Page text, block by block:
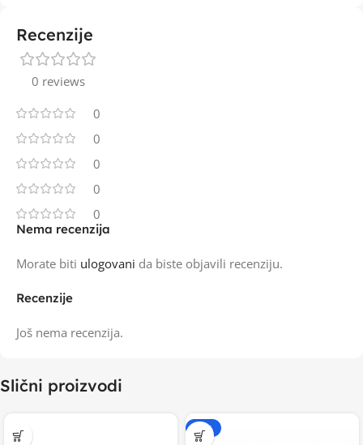
Recenzije
0 reviews
0
0
0
0
0
Recenzije
Još nema recenzija.
Nema recenzija
Morate biti ulogovani da biste objavili recenziju.
Slični proizvodi
-20%